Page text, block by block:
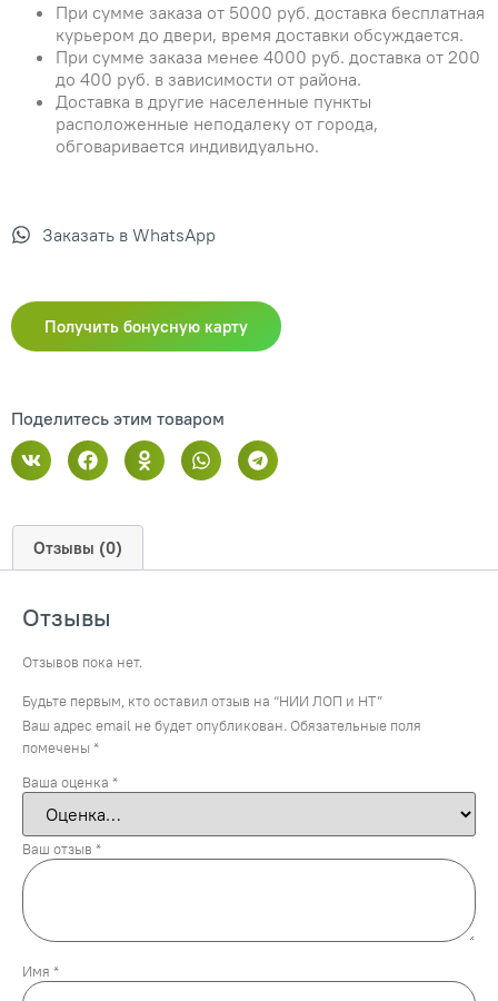
При сумме заказа от 5000 руб. доставка бесплатная
курьером до двери, время доставки обсуждается.
При сумме заказа менее 4000 руб. доставка от 200
до 400 руб. в зависимости от района.
Доставка в другие населенные пункты
расположенные неподалеку от города,
обговаривается индивидуально.
Заказать в WhatsApp
Получить бонусную карту
Поделитесь этим товаром
Отзывы (0)
Отзывы
Отзывов пока нет.
Будьте первым, кто оставил отзыв на “НИИ ЛОП и НТ”
Ваш адрес email не будет опубликован. Обязательные поля
помечены *
Ваша оценка *
Ваш отзыв *
Имя *